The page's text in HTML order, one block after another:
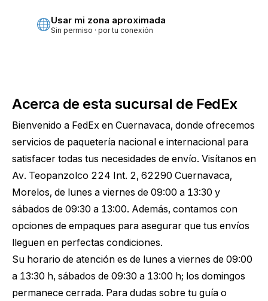
Usar mi zona aproximada
Sin permiso · por tu conexión
Acerca de esta sucursal de FedEx
Bienvenido a FedEx en Cuernavaca, donde ofrecemos
servicios de paquetería nacional e internacional para
satisfacer todas tus necesidades de envío. Visítanos en
Av. Teopanzolco 224 Int. 2, 62290 Cuernavaca,
Morelos, de lunes a viernes de 09:00 a 13:30 y
sábados de 09:30 a 13:00. Además, contamos con
opciones de empaques para asegurar que tus envíos
lleguen en perfectas condiciones.
Su horario de atención es de lunes a viernes de 09:00
a 13:30 h, sábados de 09:30 a 13:00 h; los domingos
permanece cerrada. Para dudas sobre tu guía o